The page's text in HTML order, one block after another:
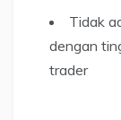
Tidak
dengan
trader